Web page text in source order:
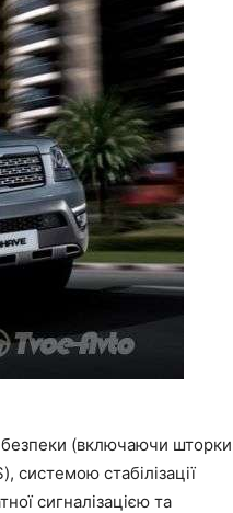
безпеки (включаючи шторки
системою стабілізації
сигналізацією та